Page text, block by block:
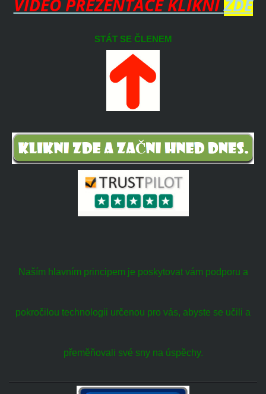
VIDEO PREZENTACE KLIKNIZDE
STÁT SE ČLENEM
Naším hlavním principem je poskytovat vám podporu a
pokročilou technologii určenou pro vás, abyste se učili a
přeměňovali své sny na úspěchy.